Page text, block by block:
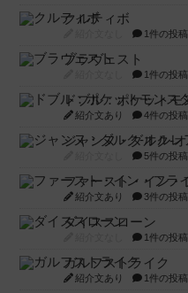
クルティボ
1件の投稿
ブラヴェスト
1件の投稿
紹介文あり 4件の投稿
5件の投稿
紹介文あり 3件の投稿
ダイススローン
1件の投稿
ガルフストライク
紹介文あり 1件の投稿